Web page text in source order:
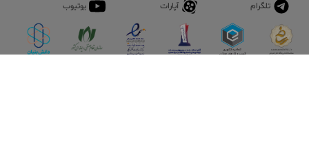
تلگرام
آپارات یوتیوب